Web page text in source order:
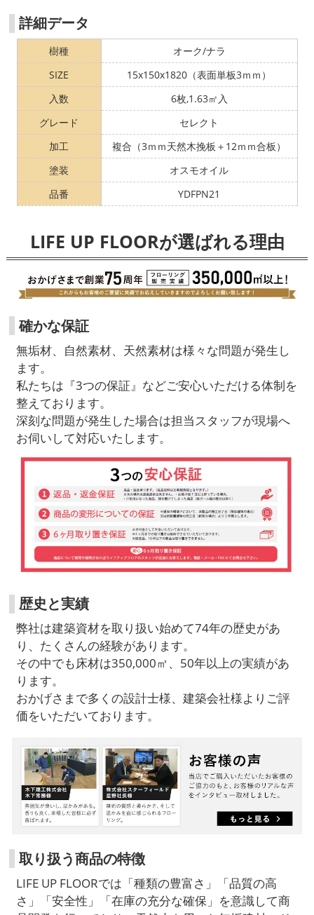
詳細データ
樹種
オーク/ナラ
SIZE
15x150x1820（表面単板3ｍｍ）
入数
6枚,1.63㎡入
グレード
セレクト
加工
複合（3ｍｍ天然木挽板＋12ｍｍ合板）
塗装
オスモオイル
品番
YDFPN21
LIFE UP FLOORが選ばれる理由
確かな保証
無垢材、自然素材、天然素材は様々な問題が発生し
ます。
私たちは『3つの保証』などご安心いただける体制を
整えております。
深刻な問題が発生した場合は担当スタッフが現場へ
お伺いして対応いたします。
歴史と実績
弊社は建築資材を取り扱い始めて74年の歴史があ
り、たくさんの経験があります。
その中でも床材は350,000㎡、50年以上の実績があ
ります。
おかげさまで多くの設計士様、建築会社様よりご評
価をいただいております。
取り扱う商品の特徴
LIFE UP FLOORでは「種類の豊富さ」「品質の高
さ」「安全性」「在庫の充分な確保」を意識して商